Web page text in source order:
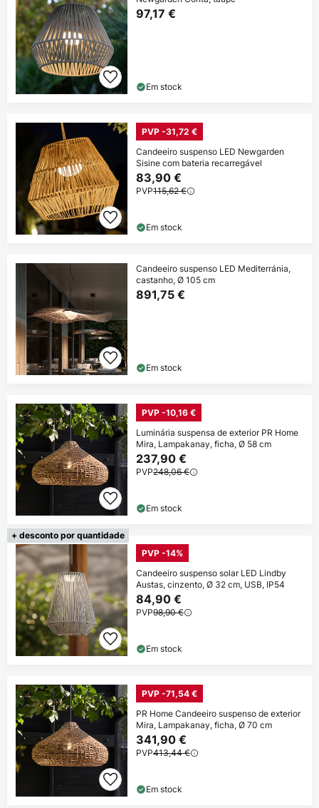
97,17 €
Em stock
PVP -31,72 €
Candeeiro suspenso LED Newgarden
Sisine com bateria recarregável
83,90 €
PVP115,62 €
Em stock
Candeeiro suspenso LED Mediterránia,
castanho, Ø 105 cm
891,75 €
Em stock
PVP -10,16 €
Luminária suspensa de exterior PR Home
Mira, Lampakanay, ficha, Ø 58 cm
237,90 €
PVP248,06 €
Em stock
+ desconto por quantidade
PVP -14%
Candeeiro suspenso solar LED Lindby
Austas, cinzento, Ø 32 cm, USB, IP54
84,90 €
PVP98,90 €
Em stock
PVP -71,54 €
PR Home Candeeiro suspenso de exterior
Mira, Lampakanay, ficha, Ø 70 cm
341,90 €
PVP413,44 €
Em stock